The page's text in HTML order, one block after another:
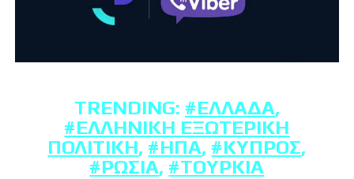
TRENDING: #ΕΛΛΆΔΑ,
#ΕΛΛΗΝΙΚΉ ΕΞΩΤΕΡΙΚΉ
ΠΟΛΙΤΙΚΉ, #ΗΠΑ, #ΚΎΠΡΟΣ,
#ΡΩΣΊΑ, #ΤΟΥΡΚΊΑ